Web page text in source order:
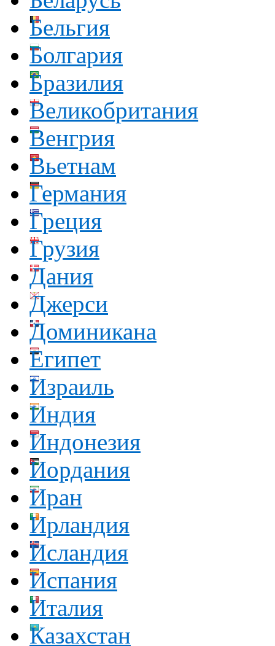
Бельгия
Болгария
Бразилия
Великобритания
Венгрия
Вьетнам
Германия
Греция
Грузия
Дания
Джерси
Доминикана
Египет
Израиль
Индия
Индонезия
Иордания
Иран
Ирландия
Исландия
Испания
Италия
Казахстан